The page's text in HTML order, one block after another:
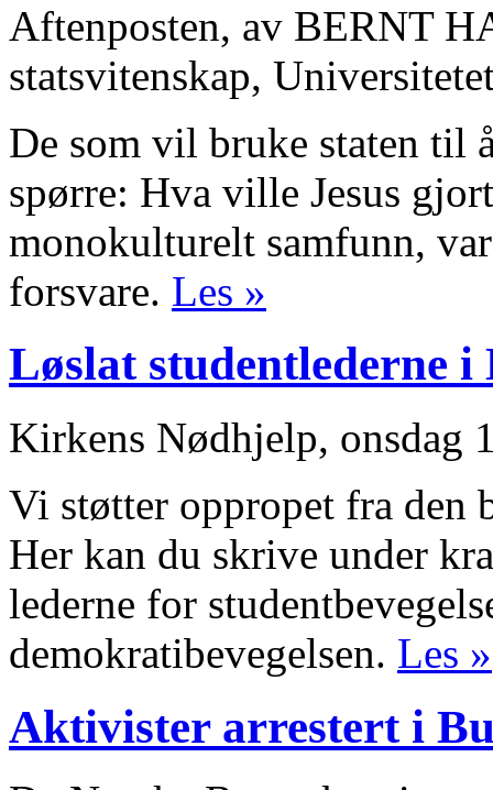
Aftenposten, av BERNT
statsvitenskap,
De som vil bruke staten til
spørre: Hva ville Jesus
monokulturelt samfunn,
forsvare. Les »
Løslat studentlederne
Kirkens Nødhjelp, onsdag
Vi støtter oppropet fra den
Her kan du skrive under
lederne for
demokratibevegelsen. Les »
Aktivister arrestert i